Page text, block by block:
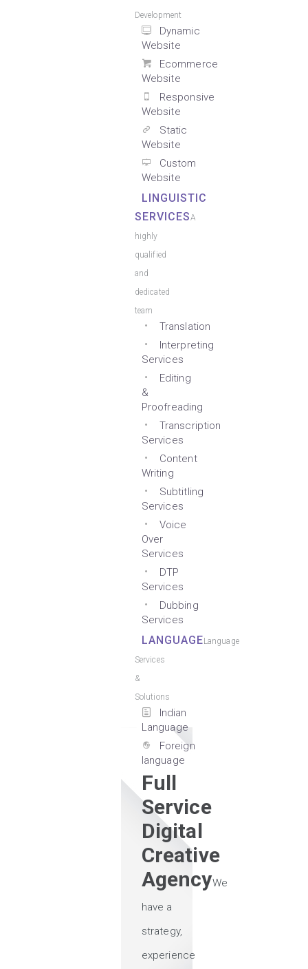
Development
Dynamic
Website
Ecommerce
Website
Responsive
Website
Static
Website
Custom
Website
LINGUISTIC
SERVICESA
highly
qualified
and
dedicated
team
Translation
Interpreting
Services
Editing
&
Proofreading
Transcription
Services
Content
Writing
Subtitling
Services
Voice
Over
Services
DTP
Services
Dubbing
Services
LANGUAGELanguage
Services
&
Solutions
Indian
Language
Foreign
language
Full
Service
Digital
Creative
AgencyWe
have a
strategy,
experience